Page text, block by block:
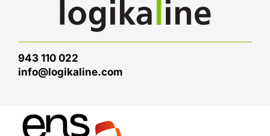
943 110 022
info@logikaline.com